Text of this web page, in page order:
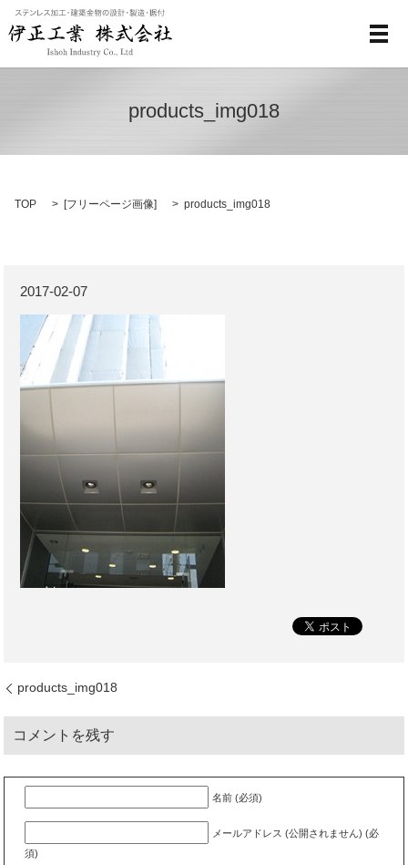
メ
products_img018
TOP [フリーページ画像] products_img018
2017-02-07
products_img018
コメントを残す
名前 (必須)
メールアドレス (公開されません) (必
須)